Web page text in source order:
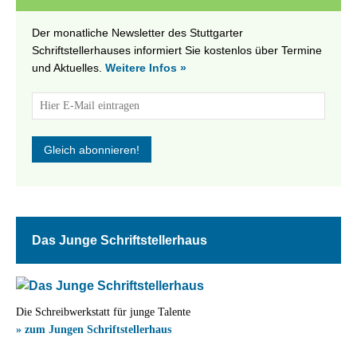
Der monatliche Newsletter des Stuttgarter
Schriftstellerhauses informiert Sie kostenlos über Termine
und Aktuelles. Weitere Infos »
Das Junge Schriftstellerhaus
Die Schreibwerkstatt für junge Talente
» zum Jungen Schriftstellerhaus